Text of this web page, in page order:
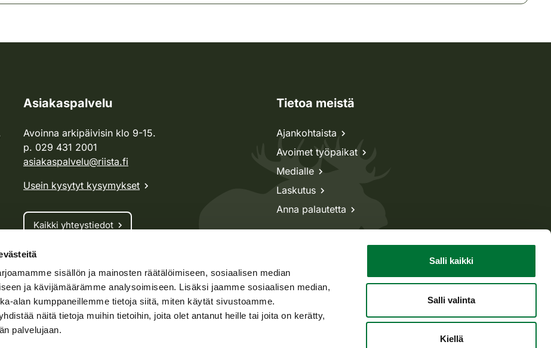
sisällön ja mainosten räätälöimiseen, sosiaalisen median
ja kävijämäärämme analysoimiseen. Lisäksi jaamme sosiaalisen median,
alan kumppaneillemme tietoja siitä, miten käytät sivustoamme.
näitä tietoja muihin tietoihin, joita olet antanut heille tai joita on kerätty,
palvelujaan.
Salli kaikki
Salli valinta
Kiellä
Asiakaspalvelu
Avoinna arkipäivisin klo 9-15.
p. 029 431 2001
asiakaspalvelu@riista.fi
Usein kysytyt kysymykset
Kaikki yhteystiedot
Metsästyskortti-asiat
Oma riista -asiat
Lupa-asiat
Tietoa meistä
Ajankohtaista
Avoimet työpaikat
Medialle
Laskutus
Anna palautetta